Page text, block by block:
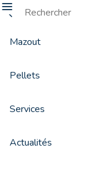
Mazout
Pellets
Services
Actualités
pour